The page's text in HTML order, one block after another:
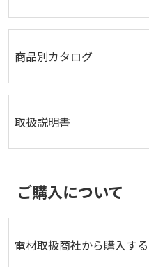
商品別カタログ
取扱説明書
ご購入について
電材取扱商社から購入する